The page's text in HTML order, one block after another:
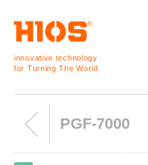
innovative technology
for Turning The World
PGF-7000